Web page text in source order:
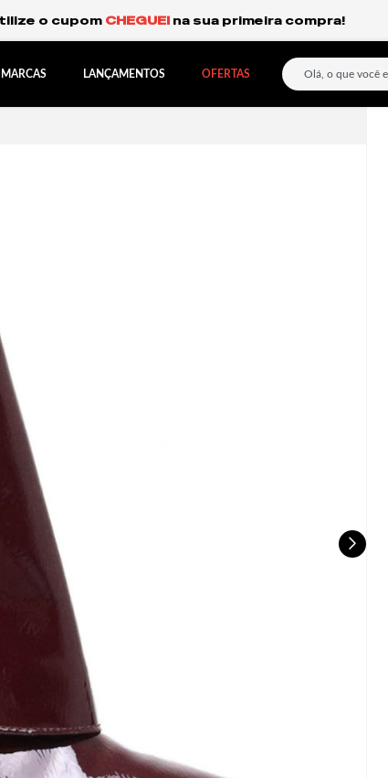
Frete Grátis Expresso para o Sul e São Paulo.
MARCAS LANÇAMENTOS OFERTAS